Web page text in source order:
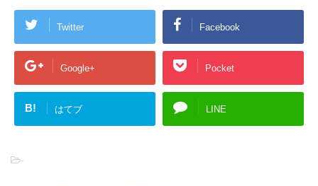
Twitter Facebook
Google+ Pocket
B! はてブ LINE
-